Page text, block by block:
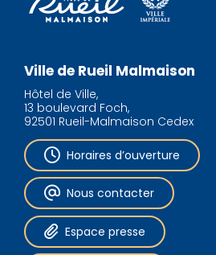
Ville de Rueil Malmaison
Hôtel de Ville,
13 boulevard Foch,
92501 Rueil-Malmaison Cedex
Horaires d’ouverture
Nous contacter
Espace presse